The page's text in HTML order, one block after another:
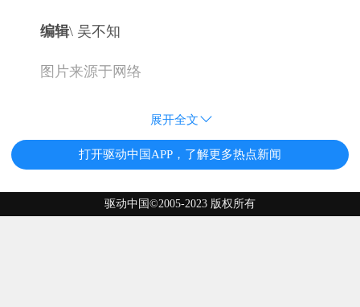
编辑\ 吴不知
图片来源于网络
展开全文
打开驱动中国APP，了解更多热点新闻
驱动中国©2005-2023 版权所有